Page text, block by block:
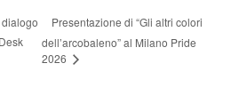
Presentazione di “Gli altri colori
dell’arcobaleno” al Milano Pride
2026